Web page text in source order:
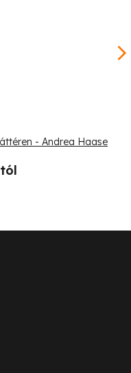
- Andrea Haase